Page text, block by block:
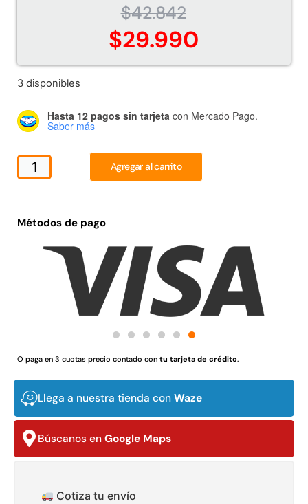
$42.842
$29.990
3 disponibles
Hasta 12 pagos sin tarjeta con Mercado Pago.
Saber más
Agregar al carrito
Métodos de pago
O paga en 3 cuotas precio contado con tu tarjeta de crédito.
Llega a nuestra tienda con Waze
Búscanos en Google Maps
Cotiza tu envío
37%
$5.987.128
$3.790.990
Agregar al carrito
$2.892.120
Leer más